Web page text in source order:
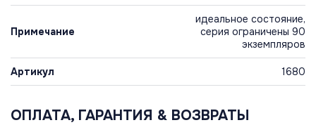
Примечание
идеальное состояние,
серия ограничены 90
экземпляров
Артикул 1680
ОПЛАТА, ГАРАНТИЯ & ВОЗВРАТЫ